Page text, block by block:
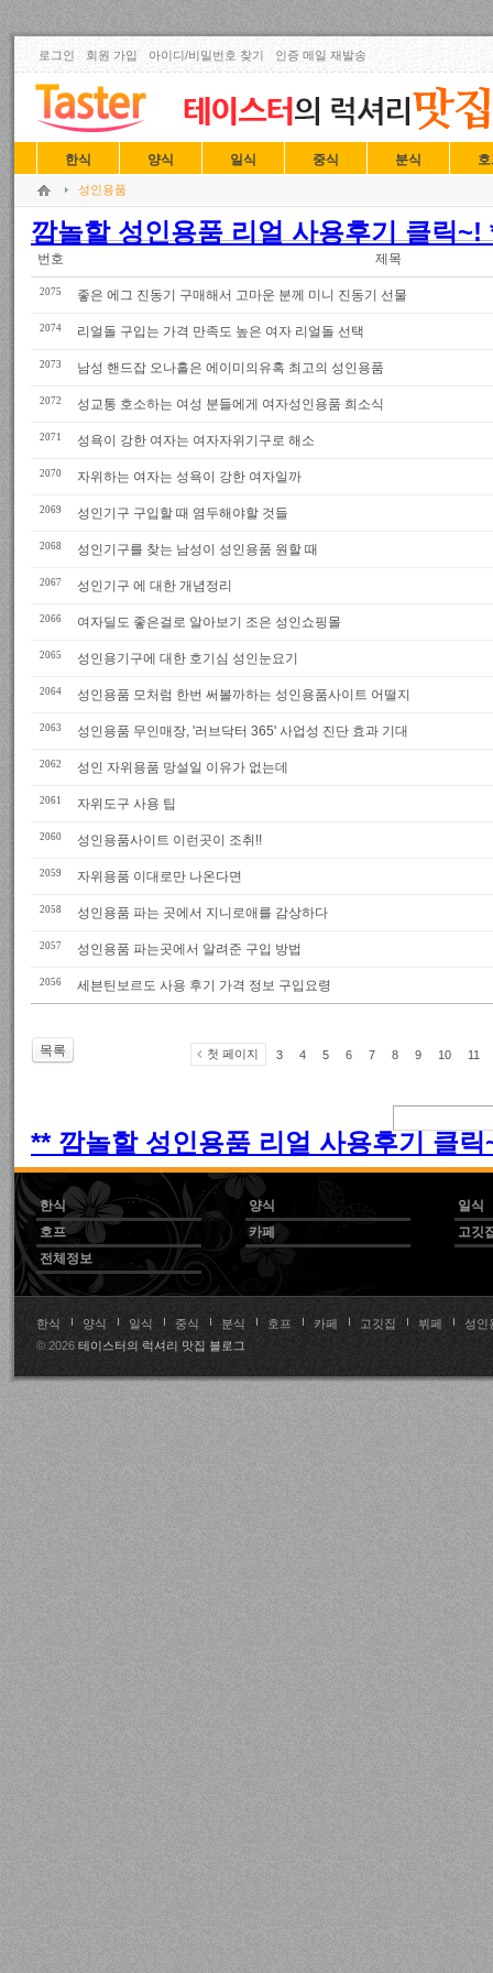
로그인 회원 가입 아이디/비밀번호 찾기 인증 메일 재발송
한식 양식 일식 중식 분식
성인용품
깜놀할 성인용품 리얼 사용후기 클릭~!
번호 제목
2075 좋은 에그 진동기 구매해서 고마운 분께 미니 진동기 선물
2074 리얼돌 구입는 가격 만족도 높은 여자 리얼돌 선택
2073 남성 핸드잡 오나홀은 에이미의유혹 최고의 성인용품
2072 성교통 호소하는 여성 분들에게 여자성인용품 희소식
2071 성욕이 강한 여자는 여자자위기구로 해소
2070 자위하는 여자는 성욕이 강한 여자일까
2069 성인기구 구입할 때 염두해야할 것들
2068 성인기구를 찾는 남성이 성인용품 원할 때
2067 성인기구 에 대한 개념정리
2066 여자딜도 좋은걸로 알아보기 조은 성인쇼핑몰
2065 성인용기구에 대한 호기심 성인눈요기
2064 성인용품 모처럼 한번 써볼까하는 성인용품사이트 어떨지
2063 성인용품 무인매장, '러브닥터 365' 사업성 진단 효과 기대
2062 성인 자위용품 망설일 이유가 없는데
2061 자위도구 사용 팁
2060 성인용품사이트 이런곳이 조취!!
2059 자위용품 이대로만 나온다면
2058 성인용품 파는 곳에서 지니로애를 감상하다
2057 성인용품 파는곳에서 알려준 구입 방법
2056 세븐틴보르도 사용 후기 가격 정보 구입요령
목록 첫 페이지 3 4 5 6 7 8 9 10 11
** 깜놀할 성인용품 리얼 사용후기 클릭
한식 양식
일식
호프
카페
고깃
전체정보
한식 양식 일식 중식 분식 호프 카페 고깃집 뷔페
성인
© 2026 테이스터의 럭셔리 맛집 블로그